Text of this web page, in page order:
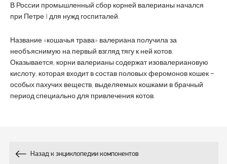
В России промышленный сбор корней валерианы начался
при Петре I для нужд госпиталей.
Название «кошачья трава» валериана получила за
необъяснимую на первый взгляд тягу к ней котов.
Оказывается, корни валерианы содержат изовалериановую
кислоту, которая входит в состав половых феромонов кошек –
особых пахучих веществ, выделяемых кошками в брачный
период специально для привлечения котов.
Назад к энциклопедии компонентов